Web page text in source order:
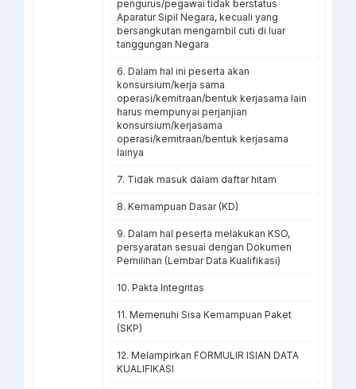
pengurus/pegawai tidak berstatus
Aparatur Sipil Negara, kecuali yang
bersangkutan mengambil cuti di luar
tanggungan Negara
6. Dalam hal ini peserta akan
konsursium/kerja sama
operasi/kemitraan/bentuk kerjasama lain
harus mempunyai perjanjian
konsursium/kerjasama
operasi/kemitraan/bentuk kerjasama
lainya
7. Tidak masuk dalam daftar hitam
8. Kemampuan Dasar (KD)
9. Dalam hal peserta melakukan KSO,
persyaratan sesuai dengan Dokumen
Pemilihan (Lembar Data Kualifikasi)
10. Pakta Integritas
11. Memenuhi Sisa Kemampuan Paket
(SKP)
12. Melampirkan FORMULIR ISIAN DATA
KUALIFIKASI